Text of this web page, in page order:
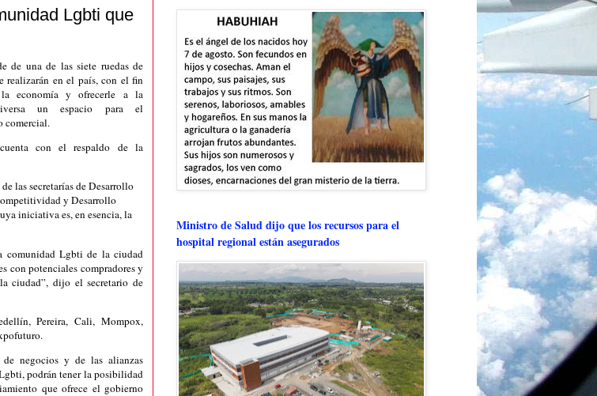
Lgbti que
de una de las siete ruedas de
realizarán en el país, con el fin
economía y ofrecerle a la
un espacio para el
comercial.
con el respaldo de la
de las secretarías de Desarrollo
y Desarrollo
iniciativa es, en esencia, la
comunidad Lgbti de la ciudad
con potenciales compradores y
ciudad”, dijo el secretario de
Pereira, Cali, Mompox,
negocios y de las alianzas
podrán tener la posibilidad
que ofrece el gobierno
Ministro de Salud dijo que los recursos para el
hospital regional están asegurados